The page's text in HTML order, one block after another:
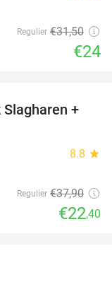
Regulier €31,50
€24
41%
+
8.8 star
Regulier €37,90
€22,40